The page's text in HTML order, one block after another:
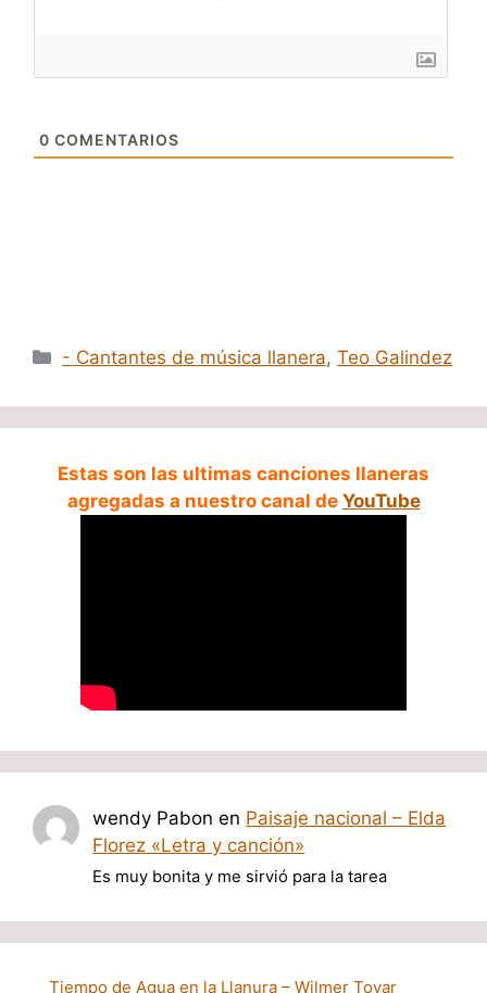
0 COMENTARIOS
Categorías
- Cantantes de música llanera,Teo Galindez
Estas son las ultimas canciones llaneras
agregadas a nuestro canal de YouTube
wendy Pabon en Paisaje nacional – Elda
Florez «Letra y canción»
Es muy bonita y me sirvió para la tarea
Tiempo de Agua en la Llanura – Wilmer Tovar